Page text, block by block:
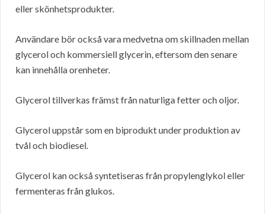
eller skönhetsprodukter.
Användare bör också vara medvetna om skillnaden mellan
glycerol och kommersiell glycerin, eftersom den senare
kan innehålla orenheter.
Glycerol tillverkas främst från naturliga fetter och oljor.
Glycerol uppstår som en biprodukt under produktion av
tvål och biodiesel.
Glycerol kan också syntetiseras från propylenglykol eller
fermenteras från glukos.